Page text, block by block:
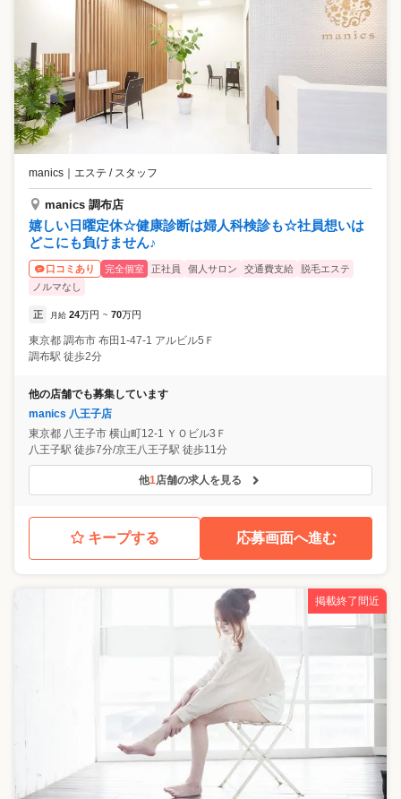
manics エステ / スタッフ
manics 調布店
嬉しい日曜定休☆健康診断は婦人科検診も☆社員想いは
どこにも負けません♪
口コミあり 完全個室 正社員 個人サロン 交通費支給
脱毛エステ
ノルマなし
正 月給 24万円 ~ 70万円
東京都 調布市 布田1-47-1 アルビル5Ｆ
調布駅 徒歩2分
他の店舗でも募集しています
manics 八王子店
東京都 八王子市 横山町12-1 ＹＯビル3Ｆ
八王子駅 徒歩7分/京王八王子駅 徒歩11分
他1店舗の求人を見る
キープする 応募画面へ進む
掲載終了間近